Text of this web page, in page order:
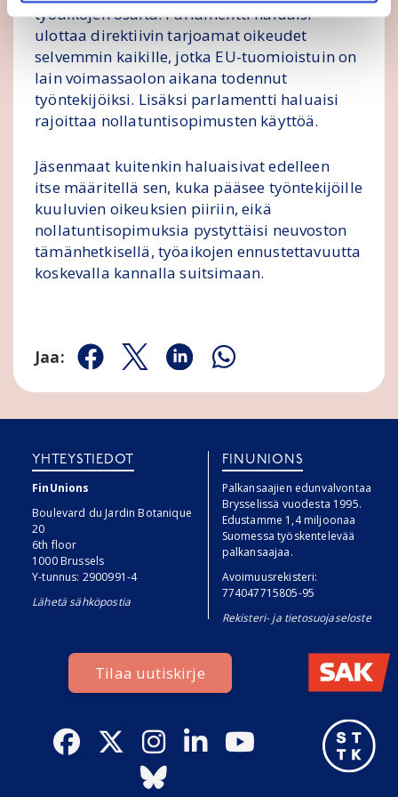
työaikojen osalta: Parlamentti haluaisi
ulottaa direktiivin tarjoamat oikeudet
selvemmin kaikille, jotka EU-tuomioistuin on
lain voimassaolon aikana todennut
työntekijöiksi. Lisäksi parlamentti haluaisi
rajoittaa nollatuntisopimusten käyttöä.
Jäsenmaat kuitenkin haluaisivat edelleen
itse määritellä sen, kuka pääsee työntekijöille
kuuluvien oikeuksien piiriin, eikä
nollatuntisopimuksia pystyttäisi neuvoston
tämänhetkisellä, työaikojen ennustettavuutta
koskevalla kannalla suitsimaan.
Jaa: Jaa Facebookissa
Jaa Twitterissä
Jaa Linkedinissä
Jaa Whatsappissa
YHTEYSTIEDOT
FinUnions
Boulevard du Jardin Botanique
20
6th floor
1000 Brussels
Y-tunnus: 2900991-4
Lähetä sähköpostia
FINUNIONS
Palkansaajien edunvalvontaa
Brysselissä vuodesta 1995.
Edustamme 1,4 miljoonaa
Suomessa työskentelevää
palkansaajaa.
Avoimuusrekisteri:
774047715805-95
Rekisteri- ja tietosuojaseloste
Tilaa uutiskirje